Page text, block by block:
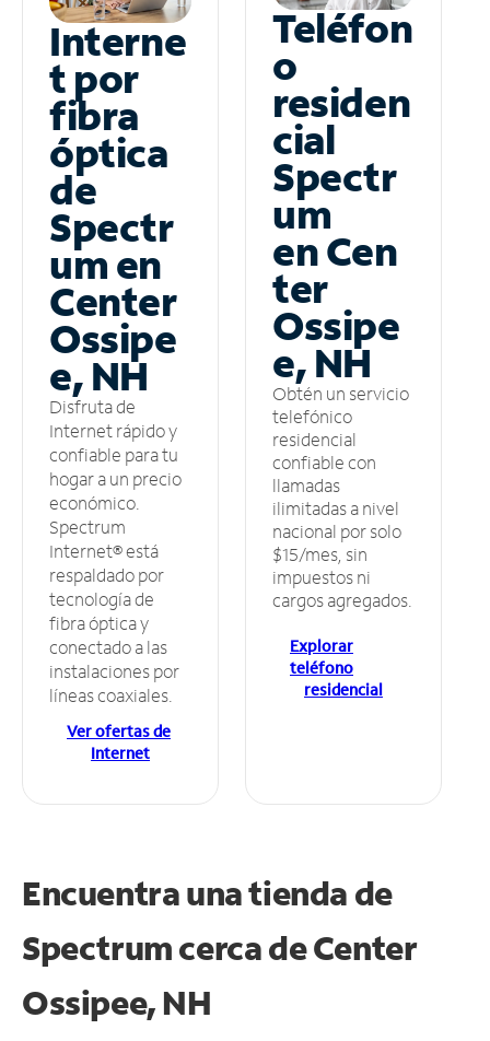
Interne
t por
fibra
óptica
de
Spectr
um en
Center
Ossipe
e, NH
Disfruta de
Internet rápido y
confiable para tu
hogar a un precio
económico.
Spectrum
Internet® está
respaldado por
tecnología de
fibra óptica y
conectado a las
instalaciones por
líneas coaxiales.
Ver ofertas de
Internet
Teléfon
o
residen
cial
Spectr
um
en Cen
ter
Ossipe
e, NH
Obtén un servicio
telefónico
residencial
confiable con
llamadas
ilimitadas a nivel
nacional por solo
$15/mes, sin
impuestos ni
cargos agregados.
Explorar
teléfono
residencial
Encuentra una tienda de
Spectrumcerca de Center
Ossipee, NH